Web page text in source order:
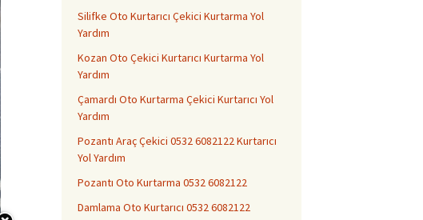
Silifke Oto Kurtarıcı Çekici Kurtarma Yol
Yardım
Kozan Oto Çekici Kurtarıcı Kurtarma Yol
Yardım
Çamardı Oto Kurtarma Çekici Kurtarıcı Yol
Yardım
Pozantı Araç Çekici 0532 6082122 Kurtarıcı
Yol Yardım
Pozantı Oto Kurtarma 0532 6082122
Damlama Oto Kurtarıcı 0532 6082122